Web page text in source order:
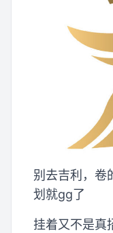
别去吉利，卷
划就gg了
挂着又不是真